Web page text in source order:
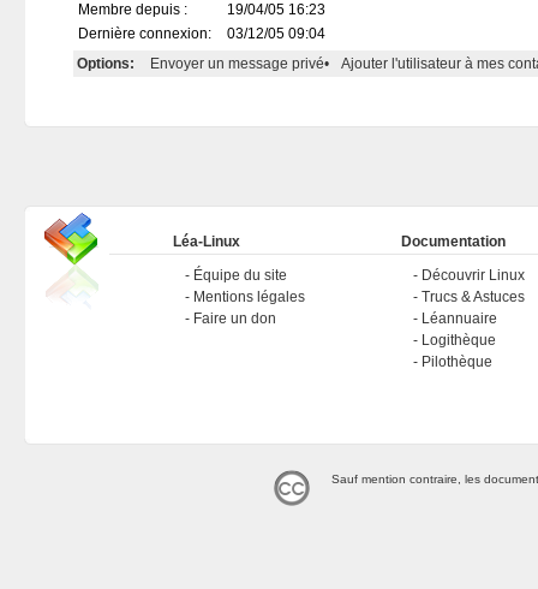
Membre depuis :
19/04/05 16:23
Dernière connexion:
03/12/05 09:04
Options:
Envoyer un message privé• Ajouter l'utilisateur à mes
Léa-Linux
Équipe du site
Mentions légales
Faire un don
Documentation
Découvrir Linux
Trucs & Astuces
Léannuaire
Logithèque
Pilothèque
Sauf mention contraire, les